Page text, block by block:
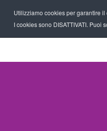
Utilizziamo cookies per garantire
I cookies sono DISATTIVATI.